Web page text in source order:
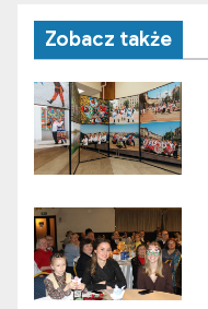
Zobacz także